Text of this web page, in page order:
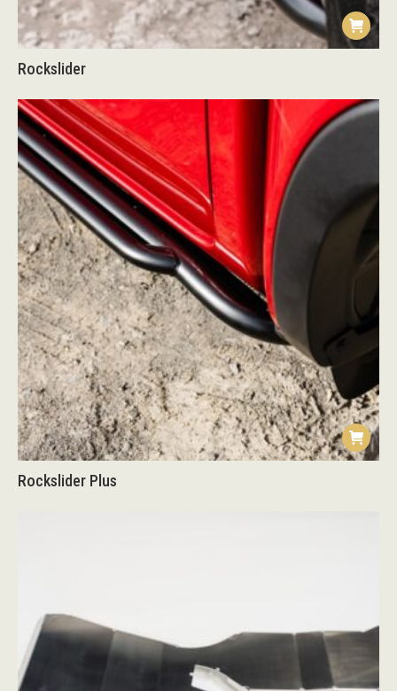
Rockslider
Rockslider Plus